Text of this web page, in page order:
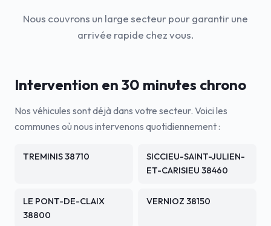
Nous couvrons un large secteur pour garantir une
arrivée rapide chez vous.
Intervention en 30 minutes chrono
Nos véhicules sont déjà dans votre secteur. Voici les
communes où nous intervenons quotidiennement :
TREMINIS 38710
SICCIEU-SAINT-JULIEN-
ET-CARISIEU 38460
LE PONT-DE-CLAIX
38800
VERNIOZ 38150